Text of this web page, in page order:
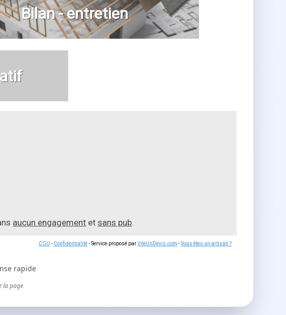
Bilan - entretien
aucun engagement et sans pub.
CGU - Confidentialité- Service proposé parViteUnDevis.com -Vous êtes un artisan ?
rapide
la page